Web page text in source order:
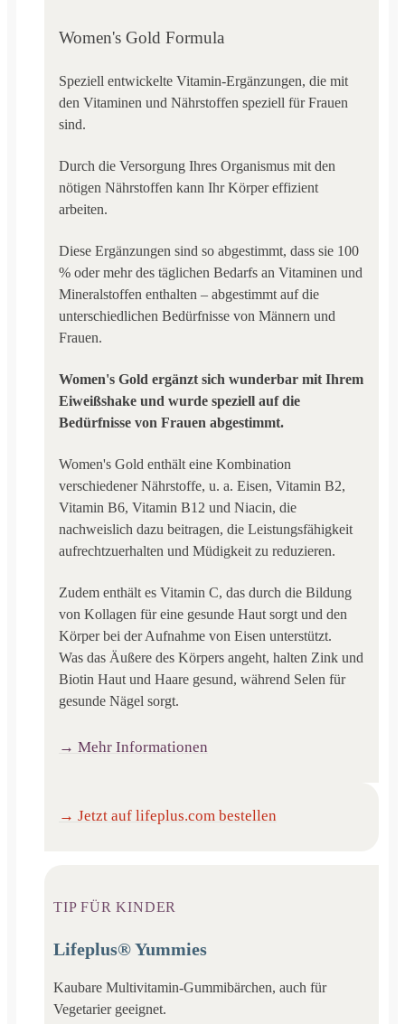
Women's Gold Formula
Speziell entwickelte Vitamin-Ergänzungen, die mit
den Vitaminen und Nährstoffen speziell für Frauen
sind.
Durch die Versorgung Ihres Organismus mit den
nötigen Nährstoffen kann Ihr Körper effizient
arbeiten.
Diese Ergänzungen sind so abgestimmt, dass sie 100
% oder mehr des täglichen Bedarfs an Vitaminen und
Mineralstoffen enthalten – abgestimmt auf die
unterschiedlichen Bedürfnisse von Männern und
Frauen.
Women's Gold ergänzt sich wunderbar mit Ihrem
Eiweißshake und wurde speziell auf die
Bedürfnisse von Frauen abgestimmt.
Women's Gold enthält eine Kombination
verschiedener Nährstoffe, u. a. Eisen, Vitamin B2,
Vitamin B6, Vitamin B12 und Niacin, die
nachweislich dazu beitragen, die Leistungsfähigkeit
aufrechtzuerhalten und Müdigkeit zu reduzieren.
Zudem enthält es Vitamin C, das durch die Bildung
von Kollagen für eine gesunde Haut sorgt und den
Körper bei der Aufnahme von Eisen unterstützt.
Was das Äußere des Körpers angeht, halten Zink und
Biotin Haut und Haare gesund, während Selen für
gesunde Nägel sorgt.
→ Mehr Informationen
→ Jetzt auf lifeplus.com bestellen
TIP FÜR KINDER
Lifeplus® Yummies
Kaubare Multivitamin-Gummibärchen, auch für
Vegetarier geeignet.